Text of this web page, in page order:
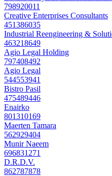
798920011
Creative Enterprises Consultants
451386035
Industrial Reengineering &
463218649
Agio Legal Holding
797408492
Agio Legal
544553941
Bistro Pasil
475489446
Enairko
801310169
Maerten Tamara
562929404
Munir Naeem
696831271
D.R.D.V.
862787878